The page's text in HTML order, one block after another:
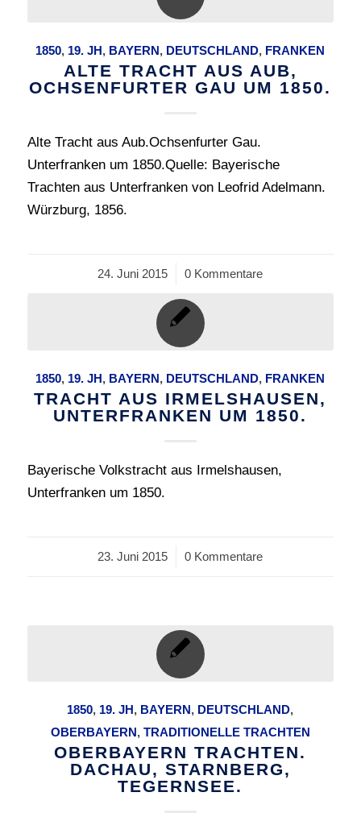
1850, 19. JH, BAYERN, DEUTSCHLAND, FRANKEN
ALTE TRACHT AUS AUB,
OCHSENFURTER GAU UM 1850.
Alte Tracht aus Aub.Ochsenfurter Gau.
Unterfranken um 1850.Quelle: Bayerische
Trachten aus Unterfranken von Leofrid Adelmann.
Würzburg, 1856.
24. Juni 2015
/ 0 Kommentare
1850, 19. JH, BAYERN, DEUTSCHLAND, FRANKEN
TRACHT AUS IRMELSHAUSEN,
UNTERFRANKEN UM 1850.
Bayerische Volkstracht aus Irmelshausen,
Unterfranken um 1850.
23. Juni 2015
/ 0 Kommentare
1850, 19. JH, BAYERN, DEUTSCHLAND,
OBERBAYERN, TRADITIONELLE TRACHTEN
OBERBAYERN TRACHTEN.
DACHAU, STARNBERG,
TEGERNSEE.